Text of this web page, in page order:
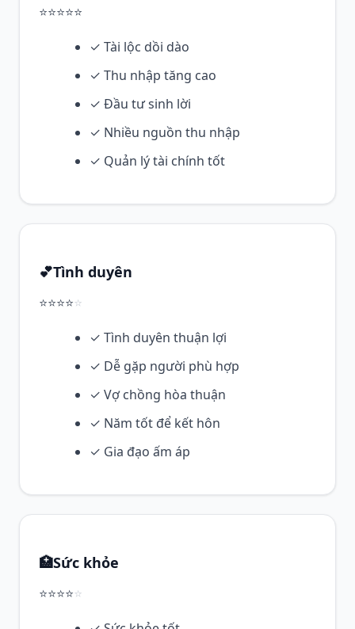
⭐⭐⭐⭐⭐
✓ Tài lộc dồi dào
✓ Thu nhập tăng cao
✓ Đầu tư sinh lời
✓ Nhiều nguồn thu nhập
✓ Quản lý tài chính tốt
💕Tình duyên
⭐⭐⭐⭐⭐
✓ Tình duyên thuận lợi
✓ Dễ gặp người phù hợp
✓ Vợ chồng hòa thuận
✓ Năm tốt để kết hôn
✓ Gia đạo ấm áp
🏥Sức khỏe
⭐⭐⭐⭐⭐